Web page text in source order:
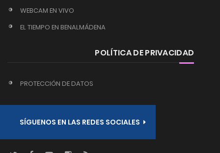
WEBCAM EN VIVO
EL TIEMPO EN BENALMÁDENA
POLÍTICA DE PRIVACIDAD
PROTECCIÓN DE DATOS
SÍGUENOS EN LAS REDES SOCIALES